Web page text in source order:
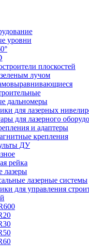
уровни
плоскостей
лучом
дальномеры
для лазерных
для лазерного
и адаптеры
крепления
ДУ
рейка
лазеры
лазерные системы
для управления